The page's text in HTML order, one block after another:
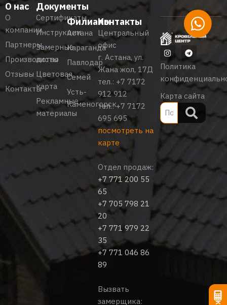
О нас
О
компании
Партнеры
Производство
Отзывы
Контакты
Документы
Сертификаты
Инструкции
Замерные
листы
Цветовая
карта
Рекламные
материалы
Филиалы
Астана
Караганда
Павлодар
Семей
Усть-
Каменогорск
Контакты
Центральный
офис
г. Астана, ул.
Жана жол, 17Д
тел.: +7 7172
912 912
тел.:+7 7172
695 695
посмотреть на
карте
Отдел продаж:
+7 771 200 55
65
+7 705 798 21
20
+7 771 979 22
35
+7 771 046 86
89
Вызвать
замерщика:
Политика
Карта сайта